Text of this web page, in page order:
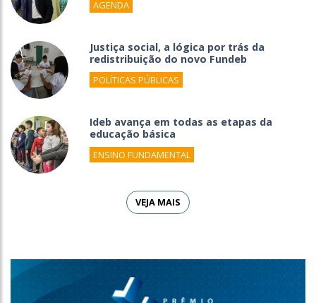
AGENDA
Justiça social, a lógica por trás da
redistribuição do novo Fundeb
POLÍTICAS PÚBLICAS
Ideb avança em todas as etapas da
educação básica
ENSINO FUNDAMENTAL
VEJA MAIS